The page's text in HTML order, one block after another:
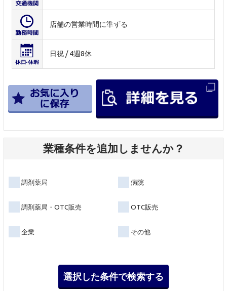
店舗の営業時間に準ずる
日祝 / 4週8休
業種条件を追加しませんか？
調剤薬局 病院
調剤薬局・OTC販売 OTC販売
企業 その他